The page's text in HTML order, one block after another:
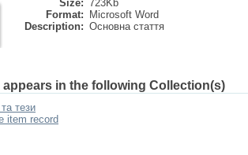
Size: 723Kb
Format:
Microsoft Word
Description: Основна стаття
appears in the following Collection(s)
тези
item record